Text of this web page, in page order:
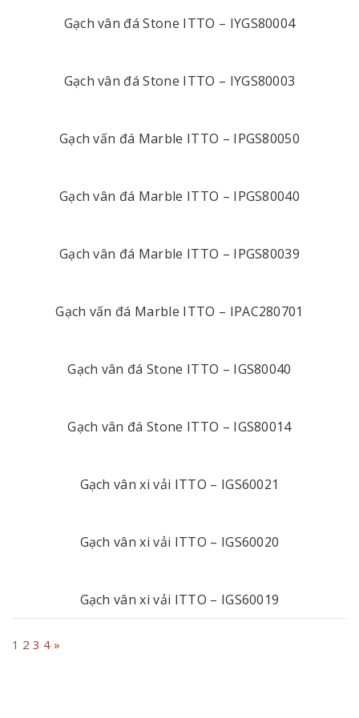
Gạch vân đá Stone ITTO – IYGS80004
Gạch vân đá Stone ITTO – IYGS80003
Gạch vấn đá Marble ITTO – IPGS80050
Gạch vân đá Marble ITTO – IPGS80040
Gạch vân đá Marble ITTO – IPGS80039
Gạch vấn đá Marble ITTO – IPAC280701
Gạch vân đá Stone ITTO – IGS80040
Gạch vân đá Stone ITTO – IGS80014
Gạch vân xi vải ITTO – IGS60021
Gạch vân xi vải ITTO – IGS60020
Gạch vân xi vải ITTO – IGS60019
1 2 3 4 »